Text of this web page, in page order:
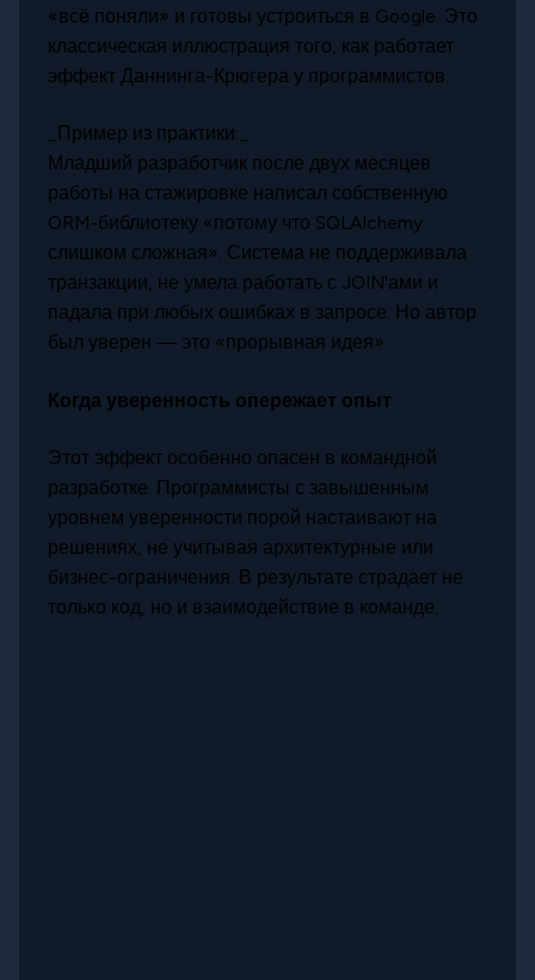
«всё поняли» и готовы устроиться в Google. Это
классическая иллюстрация того, как работает
эффект Даннинга-Крюгера у программистов.
_Пример из практики:_
Младший разработчик после двух месяцев
работы на стажировке написал собственную
ORM-библиотеку «потому что SQLAlchemy
слишком сложная». Система не поддерживала
транзакции, не умела работать с JOIN'ами и
падала при любых ошибках в запросе. Но автор
был уверен — это «прорывная идея».
Когда уверенность опережает опыт
Этот эффект особенно опасен в командной
разработке. Программисты с завышенным
уровнем уверенности порой настаивают на
решениях, не учитывая архитектурные или
бизнес-ограничения. В результате страдает не
только код, но и взаимодействие в команде.